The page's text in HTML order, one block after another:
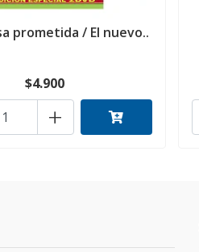
prometida / El nuevo..
$4.900
+